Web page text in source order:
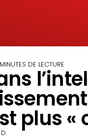
DE LECTURE
plus «